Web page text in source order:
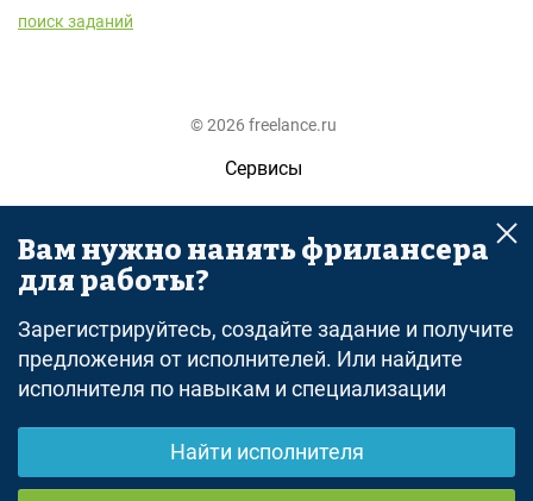
поиск заданий
© 2026 freelance.ru
Сервисы
Помощь
Поиск
Оферта
Политика конфиденциальности
Дисклеймер о ЗоЗПП
Отказ от ответственности
Вам нужно нанять фрилансера
для работы?
Зарегистрируйтесь, создайте задание и получите
предложения от исполнителей. Или найдите
исполнителя по навыкам и специализации
Найти исполнителя